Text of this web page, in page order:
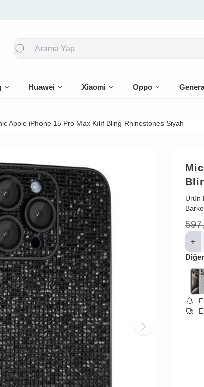
Huawei Xiaomi Oppo
Apple iPhone 15 Pro Max Kılıf Bling Rhinestones Siyah
Ürün